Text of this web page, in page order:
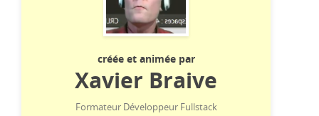
créée et animée par
Xavier Braive
Formateur Développeur Fullstack